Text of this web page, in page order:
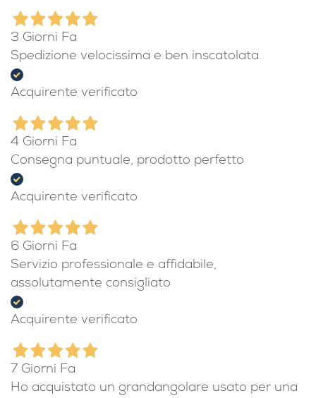
3 Giorni Fa
Spedizione velocissima e ben inscatolata.
Acquirente verificato
4 Giorni Fa
Consegna puntuale, prodotto perfetto
Acquirente verificato
6 Giorni Fa
Servizio professionale e affidabile,
assolutamente consigliato
Acquirente verificato
7 Giorni Fa
Ho acquistato un grandangolare usato per una